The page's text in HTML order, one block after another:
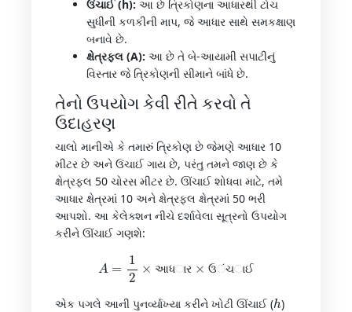
ઉંચાઈ (h): આ છે ત્રિકોણના આધારથી ટોચ
સુધીની કળકીની માપ, જે આધાર સાથે સમકક્ષાણ
બનાવે છે.
ક્ષેત્રફલ (A): આ છે તે બે-આયામી સપાટીનું
વિસ્તાર જે ત્રિકોણની સીમાને બાંધે છે.
તેનો ઉપયોગ કેવી રીતે કરવો તે
ઉદાહરણ
ચાલો માનીએ કે તમારું ત્રિકોણ છે જેમણે આધાર 10
મીટર છે અને ઉંચાઈ ગાય છે, પરંતુ તમને જાણ છે કે
ક્ષેત્રફલ 50 ચોરસ મીટર છે. ઊંચાઈ શોધવા માટે, તમે
આધાર ક્ષેત્રમાં 10 અને ક્ષેત્રફલ ક્ષેત્રમાં 50 ભરી
આપશો. આ કેલેક્શન નીચે દર્શાવેલા સૂત્રનો ઉપયોગ
કરીને ઊંચાઈ ગણશે:
આ ધ ા ર ઉ ં ચ ા ઈ
=
એક પગલે આની પુનર્વ્યાખ્યા કરીને ખોટી ઊંચાઈ (
h
)